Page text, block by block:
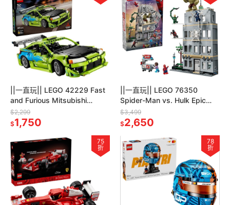
||一直玩|| LEGO 42229 Fast
and Furious Mitsubishi
Eclipse Car
$2,299
$1,750
||一直玩|| LEGO 76350
Spider-Man vs. Hulk Epic
Clash
$3,499
$2,650
75
折
78
折